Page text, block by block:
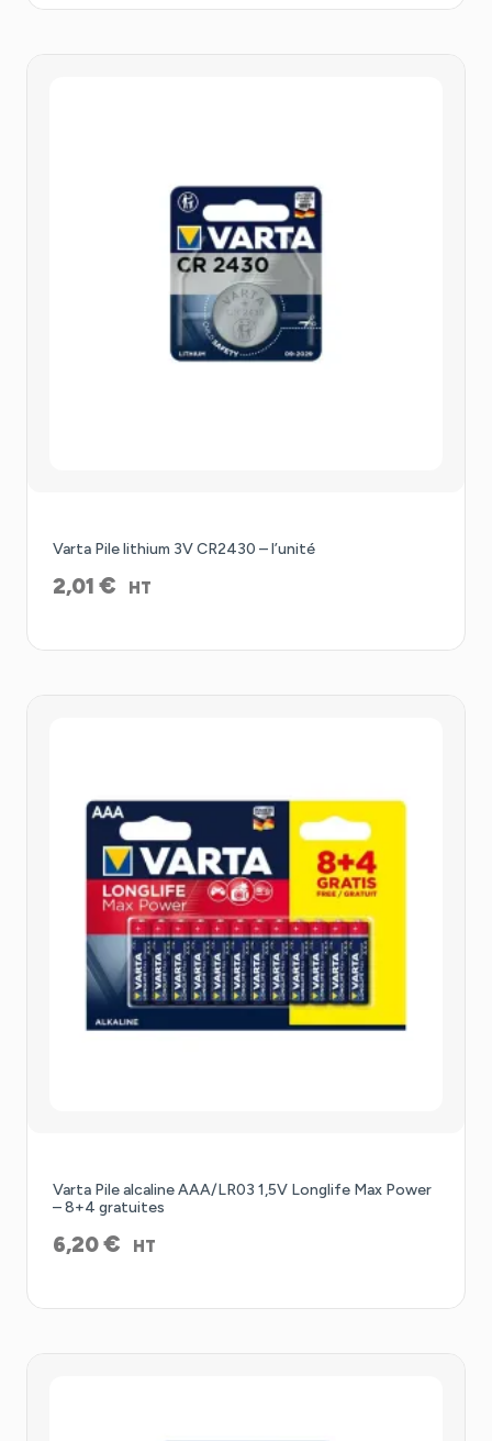
Varta Pile lithium 3V CR2430 – l’unité
2,01 € HT
Varta Pile alcaline AAA/LR03 1,5V Longlife Max Power
– 8+4 gratuites
6,20€ HT